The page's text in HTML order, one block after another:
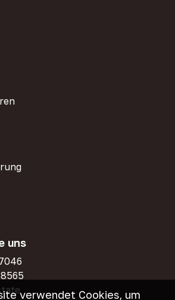
uns
verwendet Cookies, um